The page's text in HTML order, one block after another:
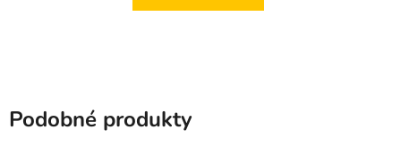
Podobné produkty